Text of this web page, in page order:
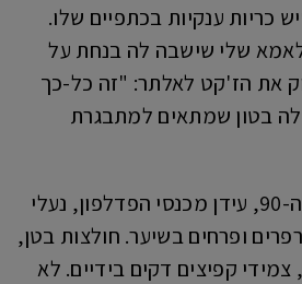
כריות ענקיות בכתפיים שלו.
שלי שישבה לה בנחת על
את הז'קט לאלתר: "זה כל-כך
לה בטון שמתאים למתבגרת
תבינו, גדלתי בשנות ה-90, עידן מכנסי הפדלפון, נעלי
ופרחים בשיער. חולצות בטן,
צמידי קפיצים דקים בידיים. לא